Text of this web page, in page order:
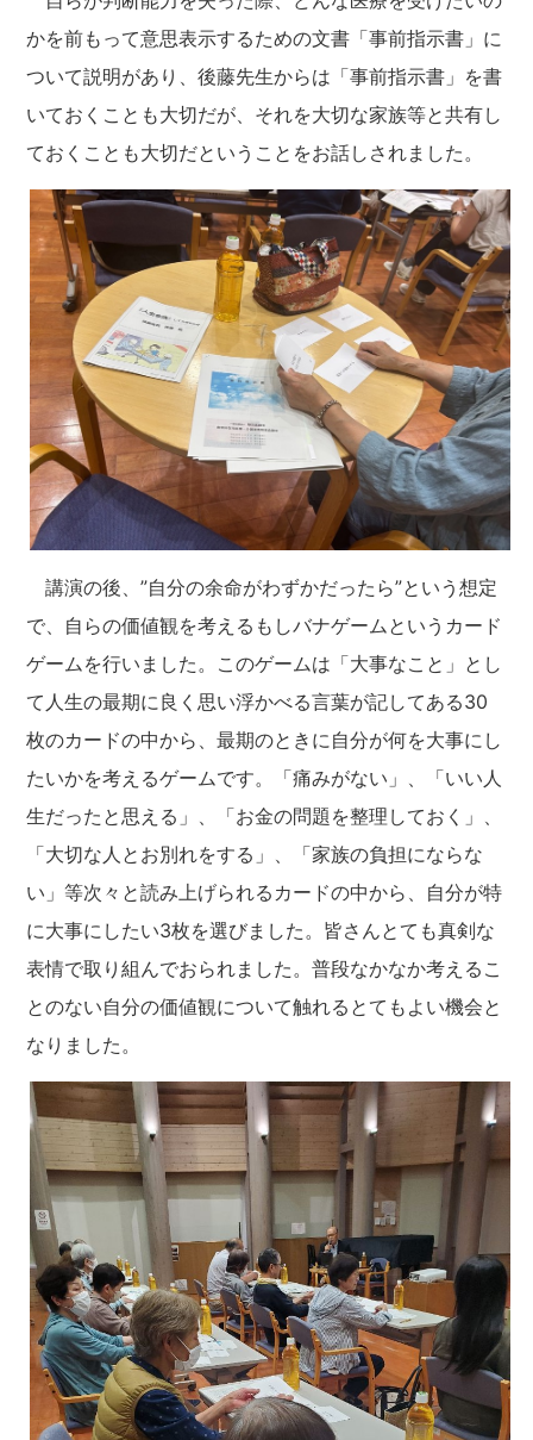
かを前もって意思表示するための文書「事前指示書」に
ついて説明があり、後藤先生からは「事前指示書」を書
いておくことも大切だが、それを大切な家族等と共有し
ておくことも大切だということをお話しされました。
講演の後、”自分の余命がわずかだったら”という想定
で、自らの価値観を考えるもしバナゲームというカード
ゲームを行いました。このゲームは「大事なこと」とし
て人生の最期に良く思い浮かべる言葉が記してある30
枚のカードの中から、最期のときに自分が何を大事にし
たいかを考えるゲームです。「痛みがない」、「いい人
生だったと思える」、「お金の問題を整理しておく」、
「大切な人とお別れをする」、「家族の負担にならな
い」等次々と読み上げられるカードの中から、自分が特
に大事にしたい3枚を選びました。皆さんとても真剣な
表情で取り組んでおられました。普段なかなか考えるこ
とのない自分の価値観について触れるとてもよい機会と
なりました。